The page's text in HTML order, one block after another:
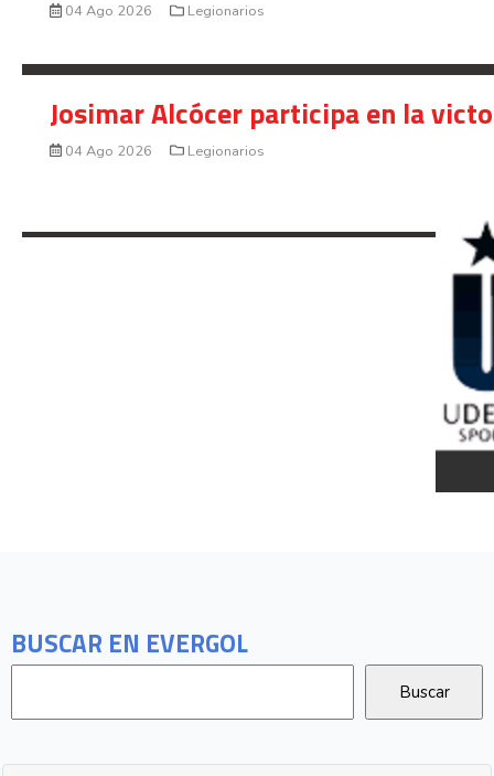
BUSCAR EN EVERGOL
04 Ago 2026 Legionarios
Josimar Alcócer participa en la
04 Ago 2026 Legionarios